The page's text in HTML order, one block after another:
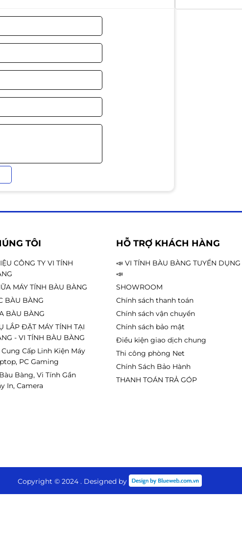
thay linh kiện.
nào đến trước)
seal niêm phong là sử dụng được ngay.
hộp mực dùng chung cho các dòng máy in
5200DN, 5200DTN, 5200TN, và LBP
Số lượng trang in của hộp mực 16A vào
quy trình kiểm tra nghiêm ngặt; sử dụng
16A đến tay người dùng được hoàn
từ thương hiệu hàng đầu trong lĩnh vực
hàng có thể nạp mực lại sau khi
sau khi dùng hết, cộng với chính sách bảo
khi sử dụng sản phẩm hộp mực 16A.
TÔI
CÔNG TY VI TÍNH
MÁY TÍNH BÀU BÀNG
BÀU BÀNG
BÀU BÀNG
LẮP ĐẶT MÁY TÍNH TẠI
- VI TÍNH BÀU BÀNG
Cấp Linh Kiện Máy
PC Gaming
Bàng, Vi Tính Gần
In, Camera
HỖ TRỢ KHÁCH HÀNG
📣 VI TÍNH BÀU BÀNG TUYỂN DỤNG
📣
SHOWROOM
Chính sách thanh toán
Chính sách vận chuyển
Chính sách bảo mật
Điều kiện giao dịch chung
Thi công phòng Net
Chính Sách Bảo Hành
THANH TOÁN TRẢ GÓP
Copyright © 2024 . Designed by